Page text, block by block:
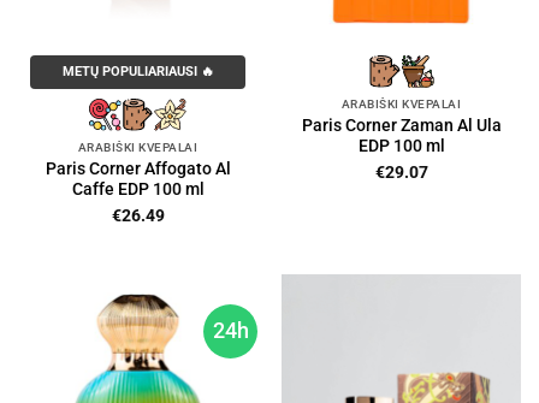
METŲ POPULIARIAUSI 🔥
ARABIŠKI KVEPALAI
Paris Corner Affogato Al
Caffe EDP 100 ml
€26.49
ARABIŠKI KVEPALAI
Paris Corner Zaman Al Ula
EDP 100 ml
€29.07
24h